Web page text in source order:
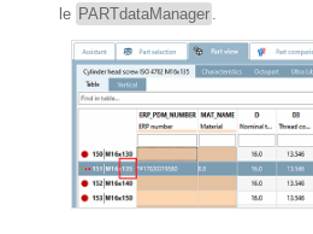
le PARTdataManager